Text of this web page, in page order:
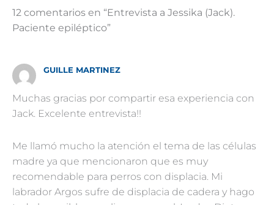
12 comentarios en “Entrevista a Jessika (Jack).
Paciente epiléptico”
GUILLE MARTINEZ
Muchas gracias por compartir esa experiencia con
Jack. Excelente entrevista!!
Me llamó mucho la atención el tema de las células
madre ya que mencionaron que es muy
recomendable para perros con displacia. Mi
labrador Argos sufre de displacia de cadera y hago